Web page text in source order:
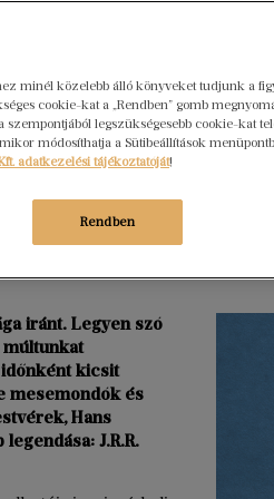
iránt. Legyen szó
múltunkat
kicsit
mesemondók és
Hans
J.R.R.
Libri
2026.
Egy
nem
minél közelebb álló könyveket tudjunk a
cookie-kat a „Rendben” gomb
legszükségesebb cookie-kat
módosíthatja a Sütibeállítások
adatkezelési tájékoztatóját!
Rendben